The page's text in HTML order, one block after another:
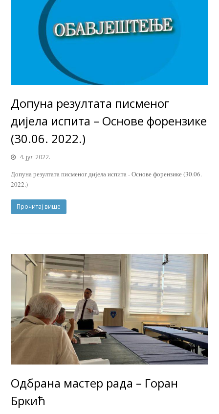
Допуна резултата писменог
дијела испита – Основе форензике
(30.06. 2022.)
4. јул 2022.
Допуна резултата писменог дијела испита - Основе форензике (30.06.
2022.)
Прочитај више
Одбрана мастер рада – Горан
Бркић